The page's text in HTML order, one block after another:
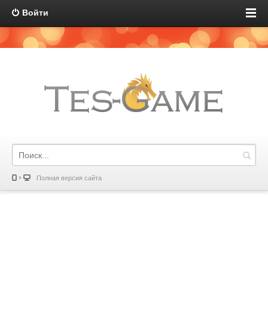
Войти
Полная версия сайта